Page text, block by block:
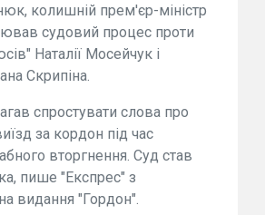
колишній прем'єр-міністр
судовий процес проти
Наталії Мосейчук і
Скрипіна.
спростувати слова про
за кордон під час
вторгнення. Суд став
пише "Експрес" з
видання "Гордон".